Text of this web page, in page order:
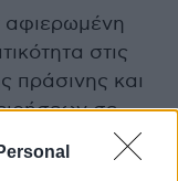
αφιερωμένη
στις
πράσινης και
σε
για
της